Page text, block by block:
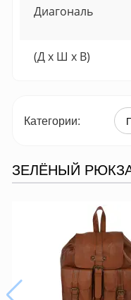
Диагональ
(Д x Ш x В)
Категории:
ЗЕЛЁНЫЙ